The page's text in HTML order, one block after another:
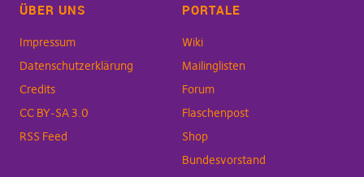
ÜBER UNS
Impressum
Datenschutzerklärung
Credits
CC BY-SA 3.0
RSS Feed
PORTALE
Wiki
Mailinglisten
Forum
Flaschenpost
Shop
Bundesvorstand